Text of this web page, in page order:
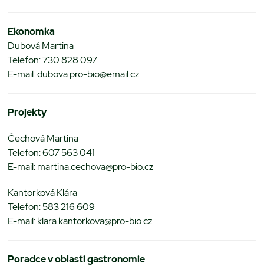
Ekonomka
Dubová Martina
Telefon: 730 828 097
E-mail: dubova.pro-bio@email.cz
Projekty
Čechová Martina
Telefon: 607 563 041
E-mail: martina.cechova@pro-bio.cz
Kantorková Klára
Telefon: 583 216 609
E-mail: klara.kantorkova@pro-bio.cz
Poradce v oblasti gastronomie